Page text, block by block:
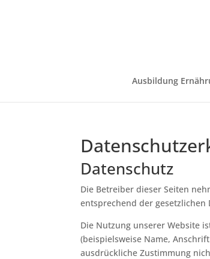
Ausbildung
Datenschutz
Die Betreiber dieser Seiten
entsprechend der
Die Nutzung unserer Website
(beispielsweise Name,
ausdrückliche Zustimmung